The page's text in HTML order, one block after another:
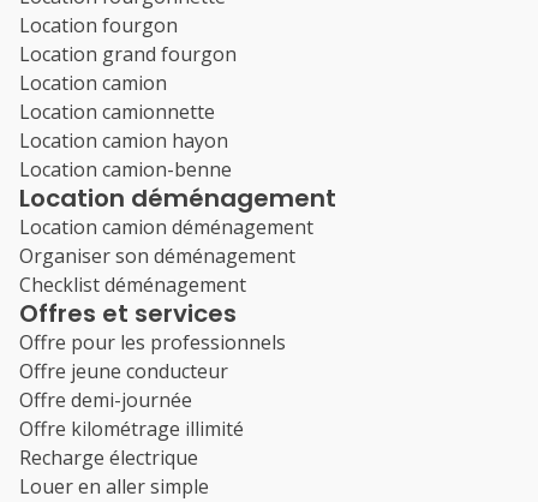
Location fourgon
Location grand fourgon
Location camion
Location camionnette
Location camion hayon
Location camion-benne
Location déménagement
Location camion déménagement
Organiser son déménagement
Checklist déménagement
Offres et services
Offre pour les professionnels
Offre jeune conducteur
Offre demi-journée
Offre kilométrage illimité
Recharge électrique
Louer en aller simple